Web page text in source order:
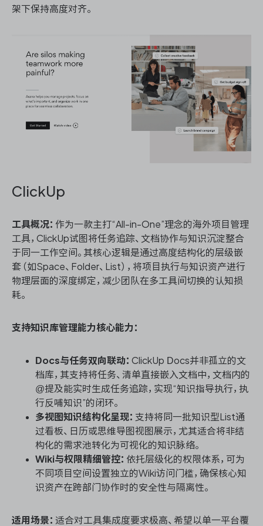
架下保持高度对齐。
ClickUp
工具概况： 作为一款主打“All-in-One”理念的海外项目管理
工具，ClickUp试图将任务追踪、文档协作与知识沉淀整合
于同一工作空间。其核心逻辑是通过高度结构化的层级嵌
套（如Space、Folder、List），将项目执行与知识资产进行
物理层面的深度绑定，减少团队在多工具间切换的认知损
耗。
支持知识库管理能力核心能力：
Docs与任务双向联动： ClickUp Docs并非孤立的文
档库，其支持将任务、清单直接嵌入文档中，文档内的
@提及能实时生成任务追踪，实现“知识指导执行，执
行反哺知识”的闭环。
多视图知识结构化呈现： 支持将同一批知识型List通
过看板、日历或思维导图视图展示，尤其适合将非结
构化的需求池转化为可视化的知识脉络。
Wiki与权限精细管控： 依托层级化的权限体系，可为
不同项目空间设置独立的Wiki访问门槛，确保核心知
识资产在跨部门协作时的安全性与隔离性。
适用场景： 适合对工具集成度要求极高、希望以单一平台覆